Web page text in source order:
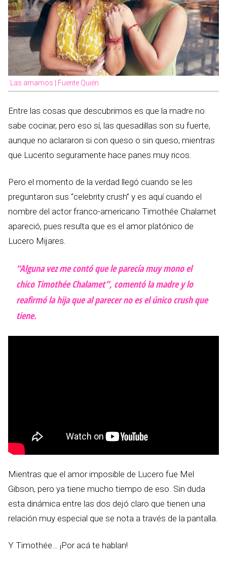
Las amamos | Fuente Quién
Entre las cosas que descubrimos es que la madre no
sabe cocinar, pero eso sí, las quesadillas son su fuerte,
aunque no aclararon si con queso o sin queso, mientras
que Lucerito seguramente hace panes muy ricos.
Pero el momento de la verdad llegó cuando se les
preguntaron sus “celebrity crush” y es aquí cuando el
nombre del actor franco-americano Timothée Chalamet
apareció, pues resulta que es el amor platónico de
Lucero Mijares.
“Alguna vez me contó que le parecía muy mono el
chico Timothée Chalamet”, comentó la madre y lo
reafirmó la hija que al parecer no es el único crush que
tiene.
Mientras que el amor imposible de Lucero fue Mel
Gibson, pero ya tiene mucho tiempo de eso. Sin duda
esta dinámica entre las dos dejó claro que tienen una
relación muy especial que se nota a través de la pantalla.
Y Timothée… ¡Por acá te hablan!